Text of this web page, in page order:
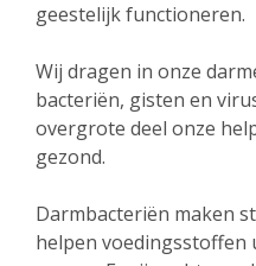
geestelijk functioneren.
Wij dragen in onze
bacteriën, gisten en
overgrote deel onze
gezond.
Darmbacteriën maken
helpen voedingsstoffen